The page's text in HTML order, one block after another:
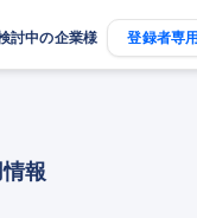
討中の企業様 登録者専
報